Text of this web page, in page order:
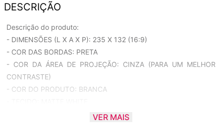
DESCRIÇÃO
Descrição do produto:
- DIMENSÕES (L X A X P): 235 X 132 (16:9)
- COR DAS BORDAS: PRETA
- COR DA ÁREA DE PROJEÇÃO: CINZA (PARA UM MELHOR
CONTRASTE)
- COR DO PRODUTO: BRANCA
- CONTROLE MANUAL (COM FIO)
VER MAIS